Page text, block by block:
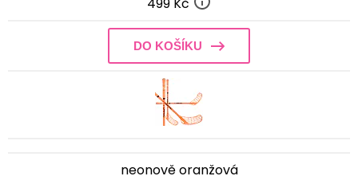
499 Kč
DO KOŠÍKU
neonově oranžová